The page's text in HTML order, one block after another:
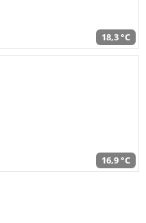
18,3 °C
16,9 °C